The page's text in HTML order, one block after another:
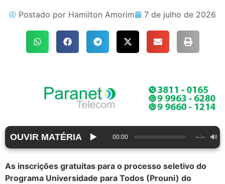
Postado por Hamilton Amorim 7 de julho de 2026
OUVIR MATÉRIA ▶️ 00:00 --:-- 🔊
As inscrições gratuitas para o processo seletivo do
Programa Universidade para Todos (Prouni) do